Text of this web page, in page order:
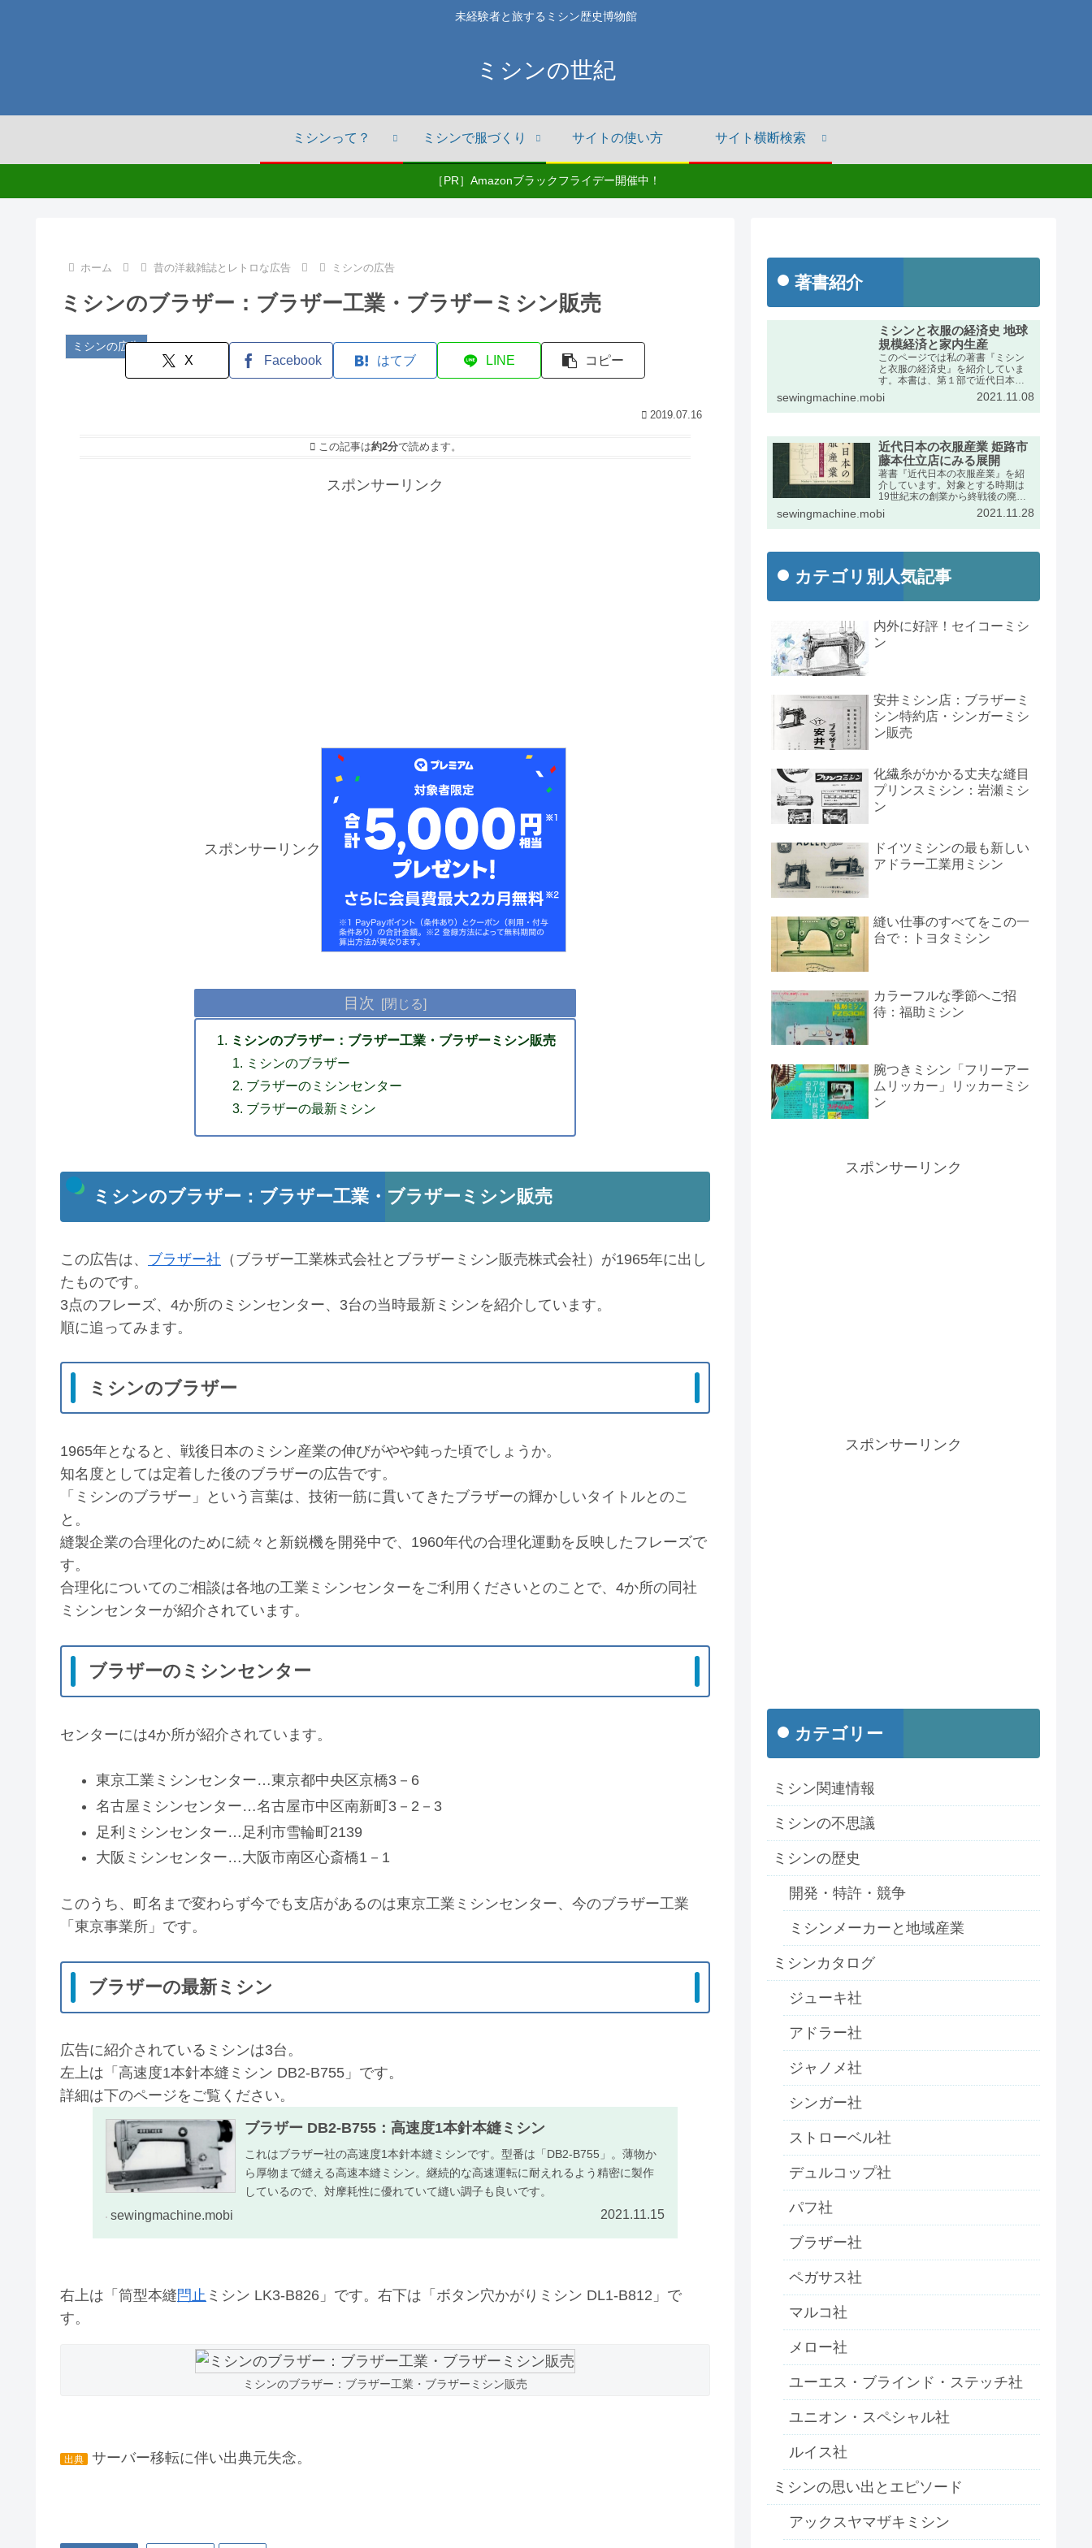
未経験者と旅するミシン歴史博物館
ミシンの世紀
ミシンって？ ミシンで服づくり サイトの使い方 サイト横断検索
［PR］Amazonブラックフライデー開催中！
ホーム 昔の洋裁雑誌とレトロな広告 ミシンの広告
ミシンのブラザー：ブラザー工業・ブラザーミシン販売
ミシンの広告
X Facebook はてブ LINE コピー
2019.07.16
この記事は約2分で読めます。
スポンサーリンク
スポンサーリンク
目次
ミシンのブラザー：ブラザー工業・ブラザーミシン販売
ミシンのブラザー
ブラザーのミシンセンター
ブラザーの最新ミシン
ミシンのブラザー：ブラザー工業・ブラザーミシン販売
この広告は、 ブラザー社 （ブラザー工業株式会社とブラザーミシン販売株式会社）が1965年に出し
たものです。
3点のフレーズ、4か所のミシンセンター、3台の当時最新ミシンを紹介しています。
順に追ってみます。
ミシンのブラザー
1965年となると、戦後日本のミシン産業の伸びがやや鈍った頃でしょうか。
知名度としては定着した後のブラザーの広告です。
「ミシンのブラザー」という言葉は、技術一筋に貫いてきたブラザーの輝かしいタイトルとのこ
と。
縫製企業の合理化のために続々と新鋭機を開発中で、1960年代の合理化運動を反映したフレーズで
す。
合理化についてのご相談は各地の工業ミシンセンターをご利用くださいとのことで、4か所の同社
ミシンセンターが紹介されています。
ブラザーのミシンセンター
センターには4か所が紹介されています。
東京工業ミシンセンター…東京都中央区京橋3－6
名古屋ミシンセンター…名古屋市中区南新町3－2－3
足利ミシンセンター…足利市雪輪町2139
大阪ミシンセンター…大阪市南区心斎橋1－1
このうち、町名まで変わらず今でも支店があるのは東京工業ミシンセンター、今のブラザー工業
「東京事業所」です。
ブラザーの最新ミシン
広告に紹介されているミシンは3台。
左上は「高速度1本針本縫ミシン DB2-B755」です。
詳細は下のページをご覧ください。
ブラザー DB2-B755：高速度1本針本縫ミシン
これはブラザー社の高速度1本針本縫ミシンです。型番は「DB2-B755」。薄物か
ら厚物まで縫える高速本縫ミシン。継続的な高速運転に耐えれるよう精密に製作
しているので、対摩耗性に優れていて縫い調子も良いです。
sewingmachine.mobi 2021.11.15
右上は「筒型本縫閂止 ミシン LK3-B826」です。右下は「ボタン穴かがりミシン DL1-B812」で
す。
ミシンのブラザー：ブラザー工業・ブラザーミシン販売
出典 サーバー移転に伴い出典元失念。
著書紹介
ミシンと衣服の経済史 地球
規模経済と家内生産
このページでは私の著書『ミシン
と衣服の経済史』を紹介していま
す。本書は、第１部で近代日本に
おけるミシンの輸入動向をふま
え、第２部で衣服産業の展開を述
べたものです。出版社のページの
sewingmachine.mobi 2021.11.08
近代日本の衣服産業 姫路市
藤本仕立店にみる展開
著書『近代日本の衣服産業』を紹
介しています。対象とする時期は
19世紀末の創業から終戦後の廃業
までの約半世紀です。兵庫県姫路
市の藤本家文書を手がかりに、近
代日本経済史の発展段階で特異な
しくまとめました。
sewingmachine.mobi 2021.11.28
カテゴリ別人気記事
内外に好評！セイコーミシ
ン
安井ミシン店：ブラザーミ
シン特約店・シンガーミシ
ン販売
化繊糸がかかる丈夫な縫目
プリンスミシン：岩瀬ミシ
ン
ドイツミシンの最も新しい
アドラー工業用ミシン
縫い仕事のすべてをこの一
台で：トヨタミシン
カラーフルな季節へご招
待：福助ミシン
腕つきミシン「フリーアー
ムリッカー」リッカーミシ
ン
スポンサーリンク
スポンサーリンク
カテゴリー
ミシン関連情報
ミシンの不思議
ミシンの歴史
開発・特許・競争
ミシンメーカーと地域産業
ミシンカタログ
ジューキ社
アドラー社
ジャノメ社
シンガー社
ストローベル社
デュルコップ社
パフ社
ブラザー社
ペガサス社
マルコ社
メロー社
ユーエス・ブラインド・ステッチ社
ユニオン・スペシャル社
ルイス社
ミシンの思い出とエピソード
アックスヤマザキミシン